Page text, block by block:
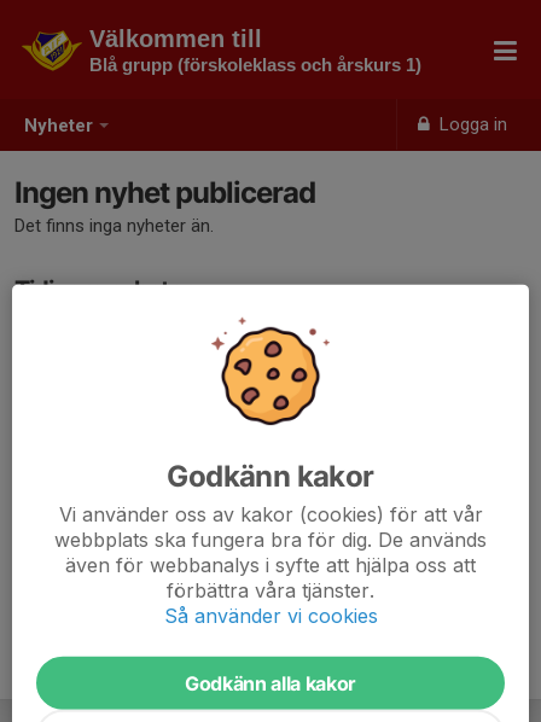
Nyheter Logga in
Välkommen till
Blå grupp (förskoleklass och årskurs 1)
Ingen nyhet publicerad
Det finns inga nyheter än.
Tidigare nyheter
Det finns inga tidigare nyheter
Godkänn kakor
Vi använder oss av kakor (cookies) för att vår
webbplats ska fungera bra för dig. De används
även för webbanalys i syfte att hjälpa oss att
förbättra våra tjänster.
Så använder vi cookies
Godkänn alla kakor